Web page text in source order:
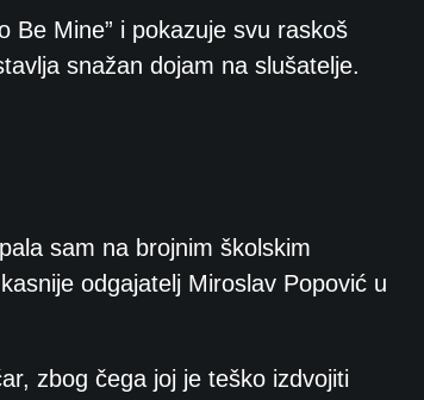
Be Mine” i pokazuje svu raskoš
snažan dojam na slušatelje.
sam na brojnim školskim
odgajatelj Miroslav Popović u
zbog čega joj je teško izdvojiti